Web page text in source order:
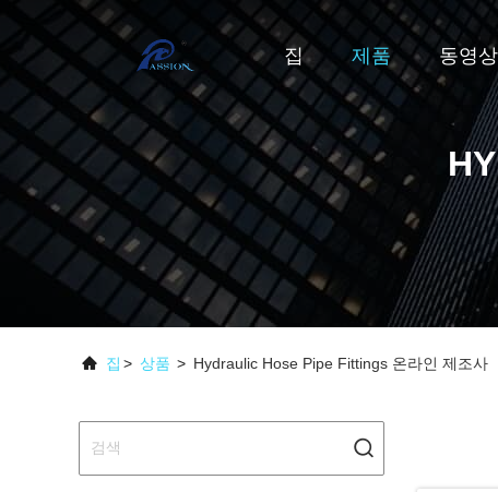
집 제품 동영상
집 > 상품 > Hydraulic Hose Pipe Fittings 온라인 제조사